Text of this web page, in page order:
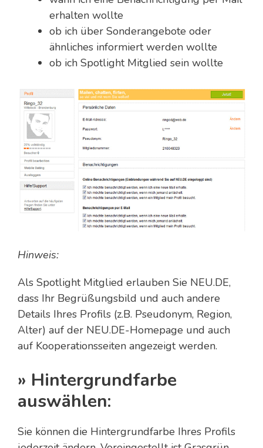
erhalten wollte
ob ich über Sonderangebote oder
ähnliches informiert werden wollte
ob ich Spotlight Mitglied sein wollte
Hinweis:
Als Spotlight Mitglied erlauben Sie NEU.DE,
dass Ihr Begrüßungsbild und auch andere
Details Ihres Profils (z.B. Pseudonym, Region,
Alter) auf der NEU.DE-Homepage und auch
auf Kooperationsseiten angezeigt werden.
» Hintergrundfarbe
auswählen:
Sie können die Hintergrundfarbe Ihres Profils